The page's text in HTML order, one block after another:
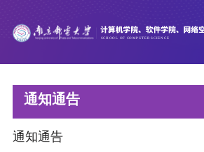
通知通告
通知通告